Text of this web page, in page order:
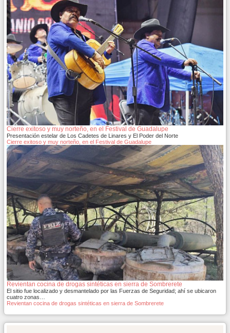
Cierre exitoso y muy norteño, en el Festival de Guadalupe
Presentación estelar de Los Cadetes de Linares y El Poder del Norte
Cierre exitoso y muy norteño, en el Festival de Guadalupe
Revientan cocina de drogas sintéticas en sierra de Sombrerete
El sitio fue localizado y desmantelado por las Fuerzas de Seguridad; ahí se ubicaron
cuatro zonas…
Revientan cocina de drogas sintéticas en sierra de Sombrerete